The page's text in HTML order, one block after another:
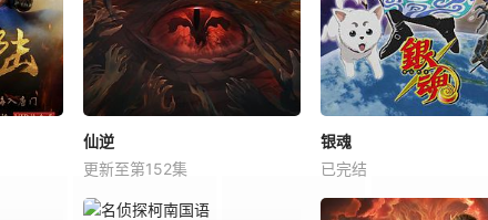
仙逆
更新至第152集
银魂
已完结